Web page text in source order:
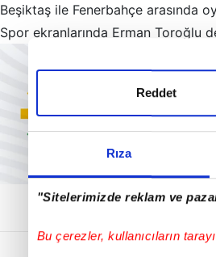
Rıza
"Sitelerimizde reklam ve
Bu çerezler, kullanıcıların
Reddet
Beşiktaş ile Fenerbahçe arasında
Spor ekranlarında Erman Toroğlu